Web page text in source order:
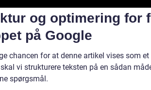
og optimering for
på Google
chancen for at denne artikel vises som
vi strukturere teksten på en sådan
spørgsmål.